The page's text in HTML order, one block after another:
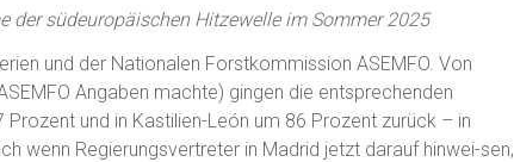
der südeuropäischen Hitzewelle im Sommer 2025
und der Nationalen Forstkommission ASEMFO. Von
Angaben machte) gingen die entsprechenden
und in Kastilien-León um 86 Prozent zurück – in
wenn Regierungsvertreter in Madrid jetzt darauf hinwei-sen,